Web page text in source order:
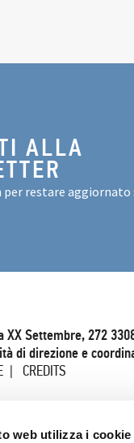
web utilizza i cookie
ALLA
restare aggiornato
Settembre, 272
di direzione e
CREDITS